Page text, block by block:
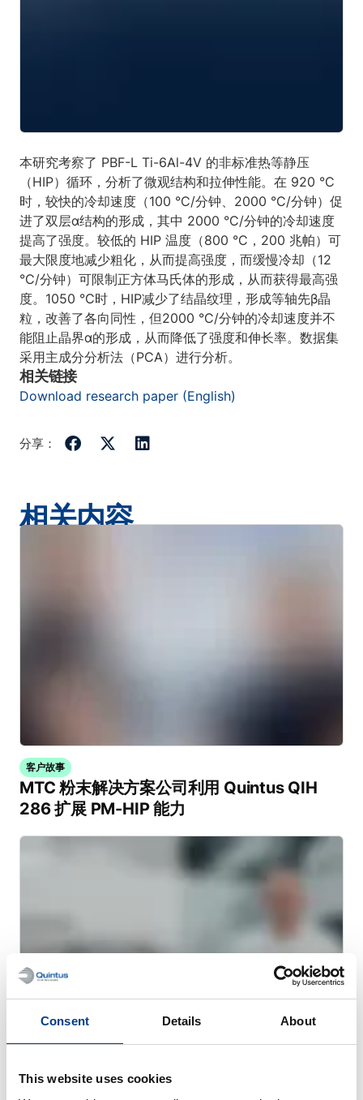
Consent Details About
This website uses cookies
本研究考察了 PBF-L Ti-6Al-4V 的非标准热等静压
（HIP）循环，分析了微观结构和拉伸性能。在 920 °C
时，较快的冷却速度（100 °C/分钟、2000 °C/分钟）促
进了双层α结构的形成，其中 2000 °C/分钟的冷却速度
提高了强度。较低的 HIP 温度（800 °C，200 兆帕）可
最大限度地减少粗化，从而提高强度，而缓慢冷却（12
°C/分钟）可限制正方体马氏体的形成，从而获得最高强
度。1050 °C时，HIP减少了结晶纹理，形成等轴先β晶
粒，改善了各向同性，但2000 °C/分钟的冷却速度并不
能阻止晶界α的形成，从而降低了强度和伸长率。数据集
采用主成分分析法（PCA）进行分析。
相关链接
Download research paper (English)
分享：
相关内容
客户故事
MTC 粉末解决方案公司利用 Quintus QIH
286 扩展 PM-HIP 能力
网络研讨会